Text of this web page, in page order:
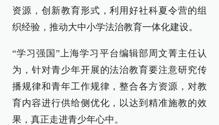
资源，创新教育形式，利用好社科夏令营的组
织经验，推动大中小学法治教育一体化建设。
“学习强国”上海学习平台编辑部周文菁主任认
为，针对青少年开展的法治教育要注意研究传
播规律和青年工作规律，整合各方资源，对教
育内容进行供给侧优化，以达到精准施教的效
果，真正走进青少年心中。